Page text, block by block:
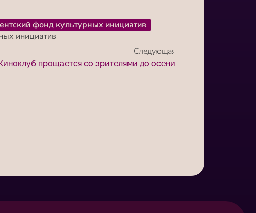
фонд культурных инициатив
инициатив
Следующая
прощается со зрителями до осени